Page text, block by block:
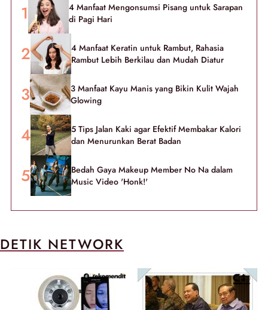
4 Manfaat Mengonsumsi Pisang untuk Sarapan
di Pagi Hari
4 Manfaat Keratin untuk Rambut, Rahasia
Rambut Lebih Berkilau dan Mudah Diatur
3 Manfaat Kayu Manis yang Bikin Kulit Wajah
Glowing
5 Tips Jalan Kaki agar Efektif Membakar Kalori
dan Menurunkan Berat Badan
Bedah Gaya Makeup Member No Na dalam
Music Video 'Honk!'
DETIK NETWORK